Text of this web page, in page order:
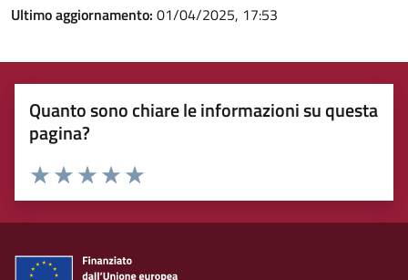
Ultimo aggiornamento: 01/04/2025, 17:53
Quanto sono chiare le informazioni su questa
pagina?
Rating:
Valuta 5 stelle su 5
Valuta 4 stelle su 5
Valuta 3 stelle su 5
Valuta 2 stelle su 5
Valuta 1 stelle su 5